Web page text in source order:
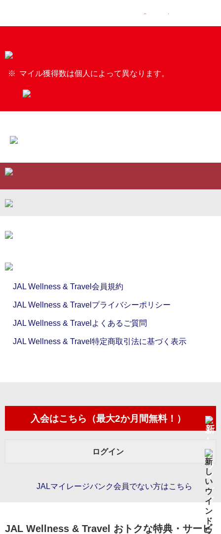
マイル獲得数は個人によって異なります。
JAL Wellness & Travel会員規約
JAL Wellness & Travelプライバシーポリシー
JAL Wellness & Travelよくあるご質問
JAL Wellness & Travel特定商取引法に基づく表示
入会はこちら（最大2か月間無料！）
ログイン
JALマイレージバンク会員でない方はこちら
JAL Wellness & Travel おトクな特典・サービ